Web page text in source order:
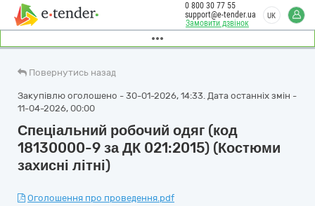
Замовити дзвінок
0 800 30 77 55
support@e-tender.ua
UK
Повернутись назад
Закупівлю оголошено - 30-01-2026, 14:33. Дата останніх змін -
11-04-2026, 00:00
Спеціальний робочий одяг (код
18130000-9 за ДК 021:2015) (Костюми
захисні літні)
Оголошення про проведення.pdf